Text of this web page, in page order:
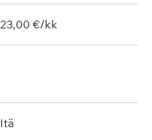
23,00 €/kk
itä